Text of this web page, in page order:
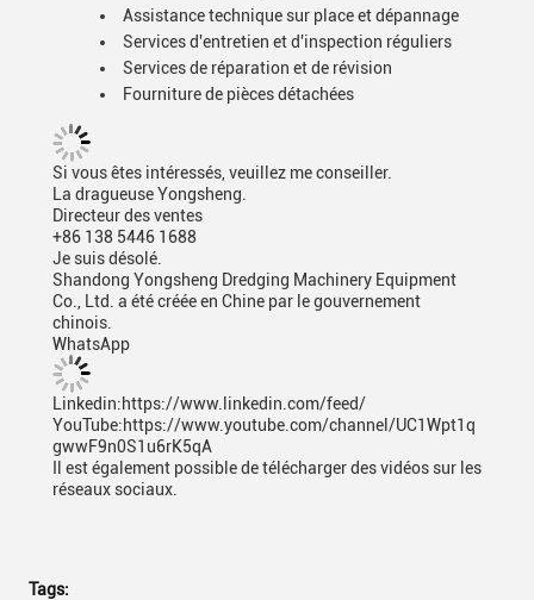
Assistance technique sur place et dépannage
Services d'entretien et d'inspection réguliers
Services de réparation et de révision
Fourniture de pièces détachées
Si vous êtes intéressés, veuillez me conseiller.
La dragueuse Yongsheng.
Directeur des ventes
+86 138 5446 1688
Je suis désolé.
Shandong Yongsheng Dredging Machinery Equipment
Co., Ltd. a été créée en Chine par le gouvernement
chinois.
WhatsApp
Linkedin:https://www.linkedin.com/feed/
YouTube:https://www.youtube.com/channel/UC1Wpt1q
gwwF9n0S1u6rK5qA
Il est également possible de télécharger des vidéos sur les
réseaux sociaux.
Tags: